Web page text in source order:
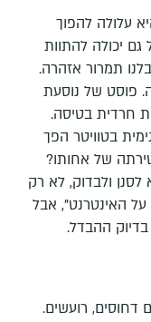
עלולה להפוך
יכולה להתוות
תמרור אזהרה.
פוסט של נוסעת
חרדית בטיסה.
בטוויטר הפך
של אחותו?
ולבדוק, לא רק
על האינטרנט", אבל
בדיוק ההבדל.
דחוסים, רועשים.